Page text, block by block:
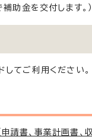
補助金を交付します。）
してご利用ください。
請書、事業計画書、